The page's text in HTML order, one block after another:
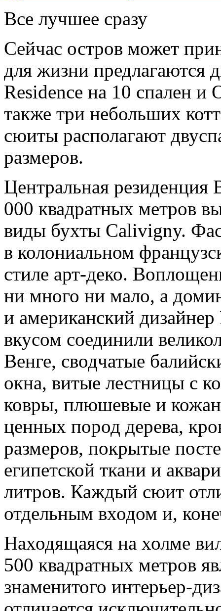
Все лучшее сразу
Сейчас остров может
для жизни предлагаются
Residence на 10 спален и
также три небольших
сюиты располагают
размеров.
Центральная
000 квадратных метров
виды бухты Calivigny.
в колониальном
стиле арт-деко.
ни много ни мало, а
и американский
вкусом соединили
Венге, сводчатые
окна, витые лестницы с
ковры, плюшевые и
ценных пород дерева,
размеров, покрытые
египетской ткани и
литров. Каждый сюит
отдельным входом и,
Находящаяся на холме
500 квадратных метров
знаменитого интерьер-